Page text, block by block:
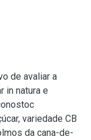
de avaliar a
in natura e
variedade CB
da cana-de-